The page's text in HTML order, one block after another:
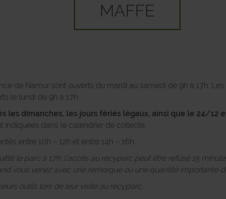
BEAURAING
CINEY
COUVIN
DINANT
EGHEZEE
MAFFE
de Namur sont ouverts du mardi au samedi de 9h à 17h.
le lundi de 9h à 17h.
les dimanches, les jours fériés légaux, ainsi que le 24/12
indiquées dans le calendrier de collecte.
entre 10h – 12h et entre 14h – 16h.
le parc à 17h: l’accès au recyparc peut être refusé 15
vous venez avec une remorque ou une quantité importante
outils lors de leur visite au recyparc.